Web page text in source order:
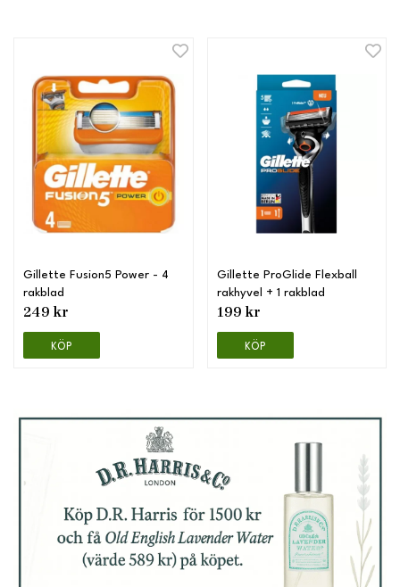
Gillette Fusion5 Power - 4
rakblad
249 kr
KÖP
Gillette ProGlide Flexball
rakhyvel + 1 rakblad
199 kr
KÖP